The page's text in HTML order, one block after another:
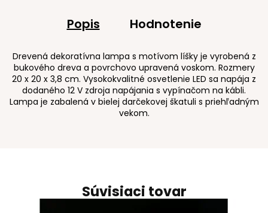
Súvisiaci tovar
Popis Hodnotenie
Drevená dekoratívna lampa s motívom líšky je vyrobená z
bukového dreva a povrchovo upravená voskom. Rozmery
20 x 20 x 3,8 cm. Vysokokvalitné osvetlenie LED sa napája z
dodaného 12 V zdroja napájania s vypínačom na kábli.
Lampa je zabalená v bielej darčekovej škatuli s priehľadným
vekom.